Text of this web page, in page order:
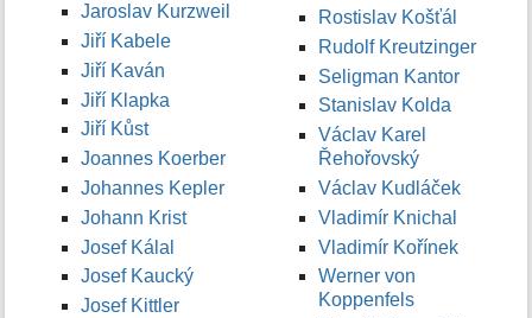
Jaroslav Kurzweil
Jiří Kabele
Jiří Kaván
Jiří Klapka
Jiří Kůst
Joannes Koerber
Johannes Kepler
Johann Krist
Josef Kálal
Josef Kaucký
Josef Kittler
Rostislav Košťál
Rudolf Kreutzinger
Seligman Kantor
Stanislav Kolda
Václav Karel
Řehořovský
Václav Kudláček
Vladimír Knichal
Vladimír Kořínek
Werner von
Koppenfels